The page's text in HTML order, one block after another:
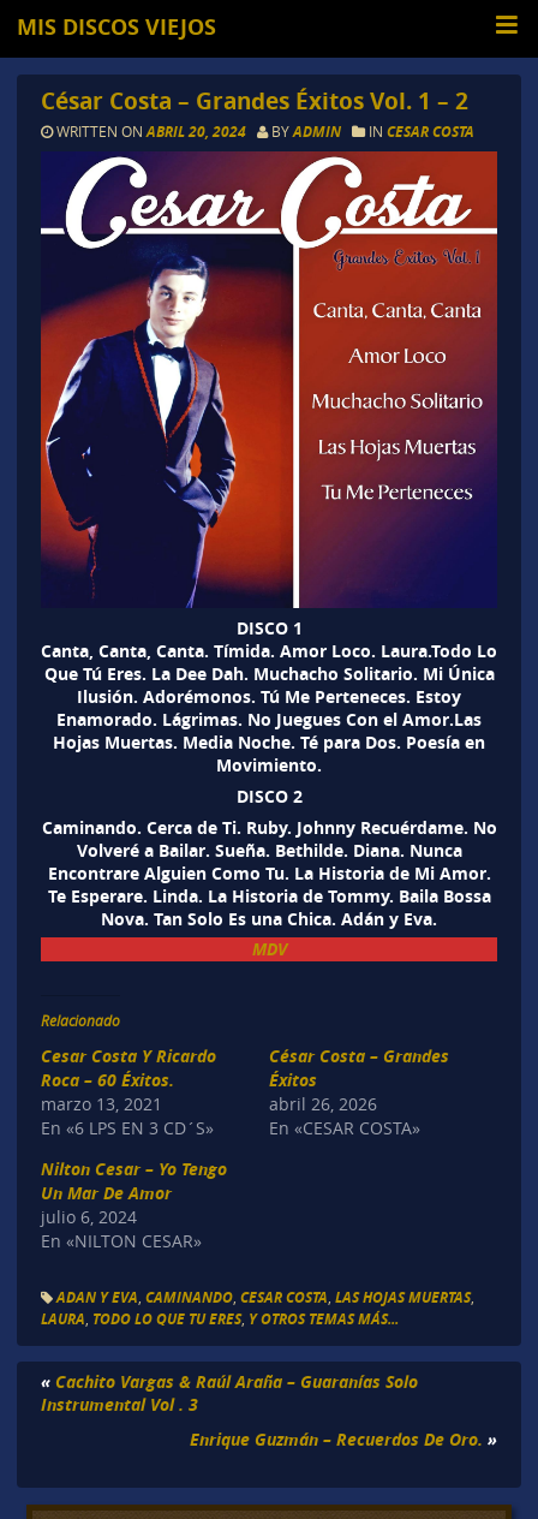
MIS DISCOS VIEJOS
César Costa – Grandes Éxitos Vol. 1 – 2
WRITTEN ON ABRIL 20, 2024 BYADMIN IN CESAR COSTA
DISCO 1
Canta, Canta, Canta. Tímida. Amor Loco. Laura.Todo Lo
Que Tú Eres. La Dee Dah. Muchacho Solitario. Mi Única
Ilusión. Adorémonos. Tú Me Perteneces. Estoy
Enamorado. Lágrimas. No Juegues Con el Amor.Las
Hojas Muertas. Media Noche. Té para Dos. Poesía en
Movimiento.
DISCO 2
Caminando. Cerca de Ti. Ruby. Johnny Recuérdame. No
Volveré a Bailar. Sueña. Bethilde. Diana. Nunca
Encontrare Alguien Como Tu. La Historia de Mi Amor.
Te Esperare. Linda. La Historia de Tommy. Baila Bossa
Nova. Tan Solo Es una Chica. Adán y Eva.
MDV
Relacionado
Cesar Costa Y Ricardo
Roca – 60 Éxitos.
marzo 13, 2021
En «6 LPS EN 3 CD´S»
César Costa – Grandes
Éxitos
abril 26, 2026
En «CESAR COSTA»
Nilton Cesar – Yo Tengo
Un Mar De Amor
julio 6, 2024
En «NILTON CESAR»
ADAN Y EVA CAMINANDO, CESAR COSTA LAS HOJAS MUERTAS,
LAURA TODO LO QUE TU ERES, Y OTROS TEMAS MÁS...
« Cachito Vargas & Raúl Araña – Guaranías Solo
Instrumental Vol . 3
Enrique Guzmán – Recuerdos De Oro. »